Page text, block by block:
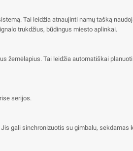
Tai leidžia atnaujinti namų tašką
trukdžius, būdingus miesto aplinkai.
žemėlapius. Tai leidžia automatiškai
serijos.
gali sinchronizuotis su gimbalu, sekdamas